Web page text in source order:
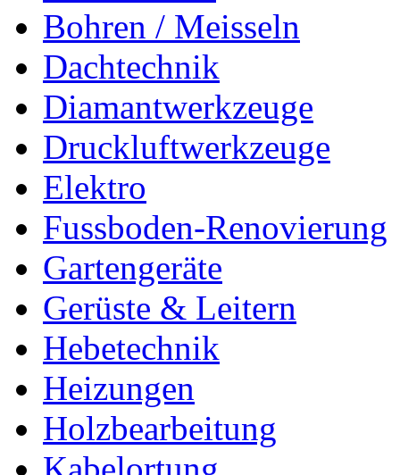
Bohren / Meisseln
Dachtechnik
Diamantwerkzeuge
Druckluftwerkzeuge
Elektro
Fussboden-Renovierung
Gartengeräte
Gerüste & Leitern
Hebetechnik
Heizungen
Holzbearbeitung